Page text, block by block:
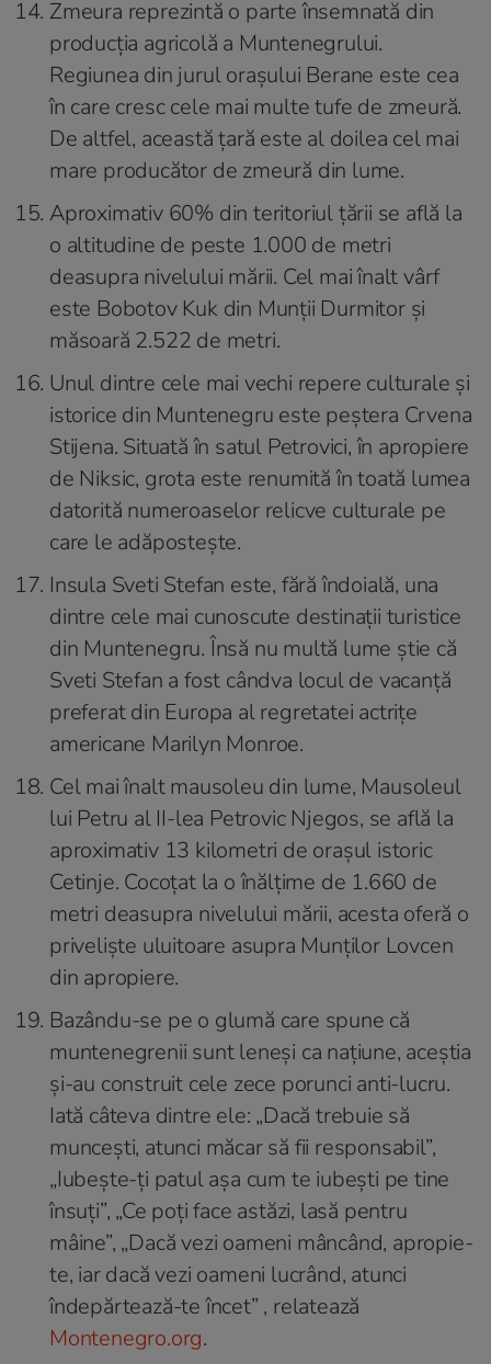
Zmeura reprezintă o parte însemnată din
producția agricolă a Muntenegrului.
Regiunea din jurul orașului Berane este cea
în care cresc cele mai multe tufe de zmeură.
De altfel, această țară este al doilea cel mai
mare producător de zmeură din lume.
Aproximativ 60% din teritoriul țării se află la
o altitudine de peste 1.000 de metri
deasupra nivelului mării. Cel mai înalt vârf
este Bobotov Kuk din Munții Durmitor și
măsoară 2.522 de metri.
Unul dintre cele mai vechi repere culturale și
istorice din Muntenegru este peștera Crvena
Stijena. Situată în satul Petrovici, în apropiere
de Niksic, grota este renumită în toată lumea
datorită numeroaselor relicve culturale pe
care le adăpostește.
Insula Sveti Stefan este, fără îndoială, una
dintre cele mai cunoscute destinații turistice
din Muntenegru. Însă nu multă lume știe că
Sveti Stefan a fost cândva locul de vacanță
preferat din Europa al regretatei actrițe
americane Marilyn Monroe.
Cel mai înalt mausoleu din lume, Mausoleul
lui Petru al II-lea Petrovic Njegos, se află la
aproximativ 13 kilometri de orașul istoric
Cetinje. Cocoțat la o înălțime de 1.660 de
metri deasupra nivelului mării, acesta oferă o
priveliște uluitoare asupra Munților Lovcen
din apropiere.
Bazându-se pe o glumă care spune că
muntenegrenii sunt leneși ca națiune, aceștia
și-au construit cele zece porunci anti-lucru.
Iată câteva dintre ele: „Dacă trebuie să
muncești, atunci măcar să fii responsabil”,
„Iubește-ți patul așa cum te iubești pe tine
însuți”, „Ce poți face astăzi, lasă pentru
mâine”, „Dacă vezi oameni mâncând, apropie-
te, iar dacă vezi oameni lucrând, atunci
îndepărtează-te încet” , relatează
Montenegro.org.